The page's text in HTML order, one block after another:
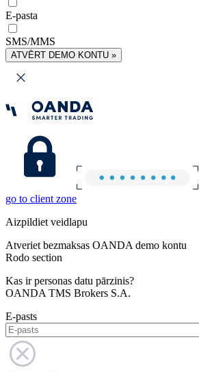
E-pasta
SMS/MMS
ATVĒRT DEMO KONTU »
go to client zone
Aizpildiet veidlapu
Atveriet bezmaksas OANDA demo kontu
Rodo section
Kas ir personas datu pārzinis?
OANDA TMS Brokers S.A.
E-pasts